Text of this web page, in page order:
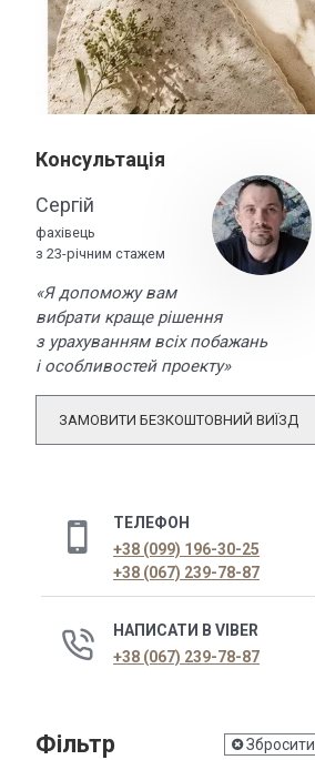
Консультація
Сергій
фахівець
з 23-річним стажем
«Я допоможу вам
вибрати краще рішення
з урахуванням всіх побажань
і особливостей проекту»
ЗАМОВИТИ БЕЗКОШТОВНИЙ ВИЇЗД
ТЕЛЕФОН
+38 (099) 196-30-25
+38 (067) 239-78-87
НАПИСАТИ В VIBER
+38 (067) 239-78-87
Фільтр Збросити